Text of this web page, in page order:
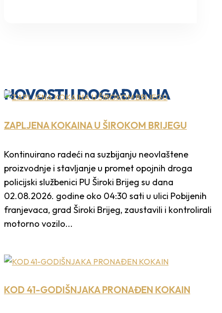
NOVOSTI I DOGAĐANJA
ZAPLJENA KOKAINA U ŠIROKOM BRIJEGU
Kontinuirano radeći na suzbijanju neovlaštene
proizvodnje i stavljanje u promet opojnih droga
policijski službenici PU Široki Brijeg su dana
02.08.2026. godine oko 04:30 sati u ulici Pobijenih
franjevaca, grad Široki Brijeg, zaustavili i kontrolirali
motorno vozilo...
KOD 41-GODIŠNJAKA PRONAĐEN KOKAIN